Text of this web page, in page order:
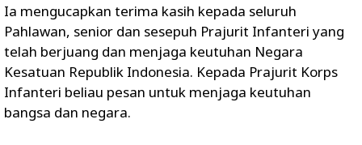
Ia mengucapkan terima kasih kepada seluruh
Pahlawan, senior dan sesepuh Prajurit Infanteri yang
telah berjuang dan menjaga keutuhan Negara
Kesatuan Republik Indonesia. Kepada Prajurit Korps
Infanteri beliau pesan untuk menjaga keutuhan
bangsa dan negara.